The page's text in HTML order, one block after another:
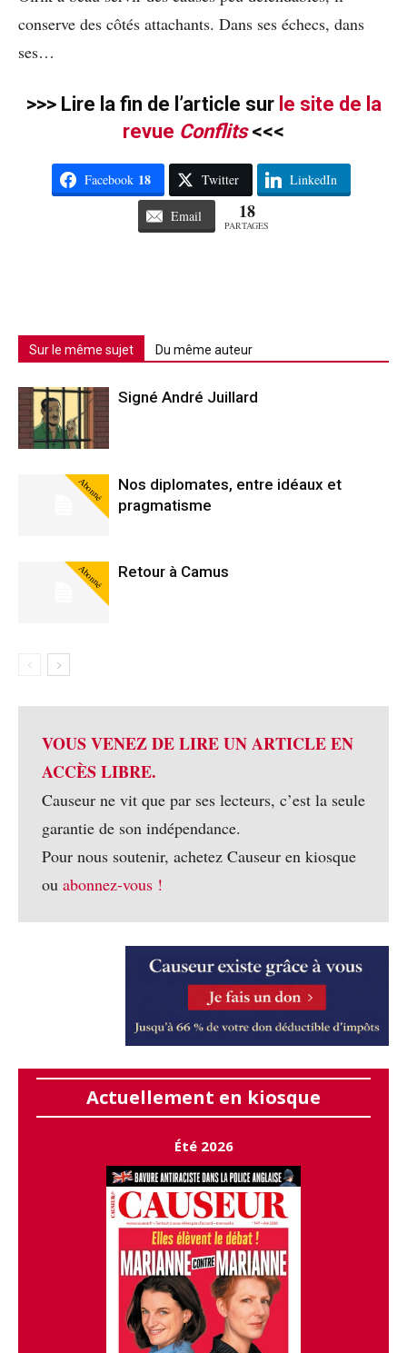
conserve des côtés attachants. Dans ses échecs, dans
ses…
>>> Lire la fin de l’article sur le site de la
revue Conflits<<<
Facebook 18 Twitter LinkedIn
Email 18
PARTAGES
Sur le même sujet Du même auteur
Signé André Juillard
Abonné
Nos diplomates, entre idéaux et
pragmatisme
Abonné Retour à Camus
VOUS VENEZ DE LIRE UN ARTICLE EN
ACCÈS LIBRE.
Causeur ne vit que par ses lecteurs, c’est la seule
garantie de son indépendance.
Pour nous soutenir, achetez Causeur en kiosque
ou abonnez-vous !
Actuellement en kiosque
Été 2026